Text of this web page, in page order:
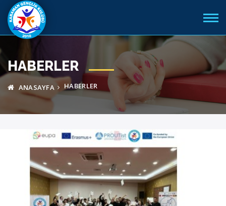
HABERLER
ANASAYFA HABERLER